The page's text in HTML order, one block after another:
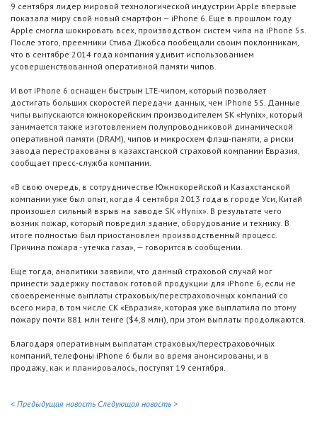
9 сентября лидер мировой технологической индустрии Apple впервые
показала миру свой новый смартфон — iPhone 6. Еще в прошлом году
Apple смогла шокировать всех, производством систем чипа на iPhone 5s.
После этого, преемники Стива Джобса пообещали своим поклонникам,
что в сентябре 2014 года компания удивит использованием
усовершенствованной оперативной памяти чипов.
И вот iPhone 6 оснащен быстрым LTE-чипом, который позволяет
достигать больших скоростей передачи данных, чем iPhone 5S. Данные
чипы выпускаются южнокорейским производителем SK «Hynix», который
занимается также изготовлением полупроводниковой динамической
оперативной памяти (DRAM), чипов и микросхем флэш-памяти, а риски
завода перестрахованы в казахстанской страховой компании Евразия,
сообщает пресс-служба компании.
«В свою очередь, в сотрудничестве Южнокорейской и Казахстанской
компании уже был опыт, когда 4 сентября 2013 года в городе Уси, Китай
произошел сильный взрыв на заводе SK «Hynix». В результате чего
возник пожар, который повредил здание, оборудование и технику. В
итоге полностью был приостановлен производственный процесс.
Причина пожара - утечка газа», — говорится в сообщении.
Еще тогда, аналитики заявили, что данный страховой случай мог
принести задержку поставок готовой продукции для iPhone 6, если не
своевременные выплаты страховых/перестраховочных компаний со
всего мира, в том числе СК «Евразия», которая уже выплатила по этому
пожару почти 881 млн тенге ($4,8 млн), при этом выплаты продолжаются.
Благодаря оперативным выплатам страховых/перестраховочных
компаний, телефоны iPhone 6 были во время анонсированы, и в
продажу, как и планировалось, поступят 19 сентября.
< Предыдущая новость Следующая новость >